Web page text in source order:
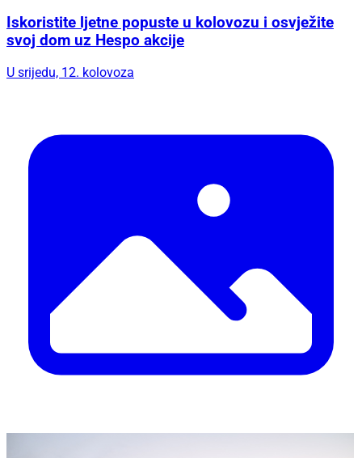
Iskoristite ljetne popuste u kolovozu i osvježite
svoj dom uz Hespo akcije
U srijedu, 12. kolovoza